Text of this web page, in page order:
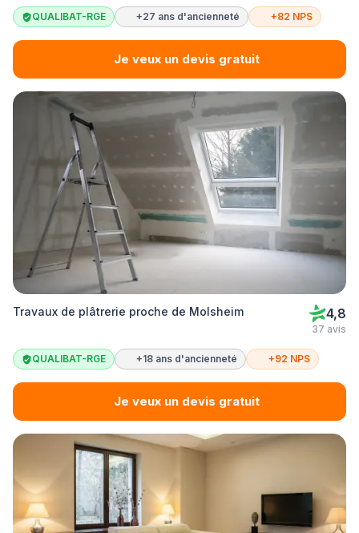
QUALIBAT-RGE +27 ans d'ancienneté +82 NPS
Je veux un devis gratuit
Travaux de plâtrerie proche de Molsheim 4,8
37 avis
QUALIBAT-RGE +18 ans d'ancienneté +92 NPS
Je veux un devis gratuit